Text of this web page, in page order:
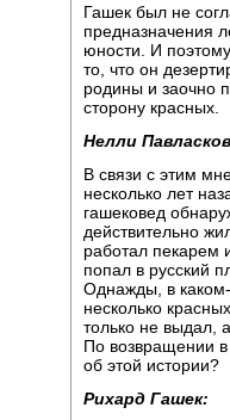
Гашек был не
предназначения
юности. И
то, что он
родины и заочно
сторону красных.
Нелли
В связи с этим
несколько лет
гашековед
действительно
работал пекарем
попал в русский
Однажды, в
несколько
только не выдал,
По возвращении
об этой истории?
Рихард Гашек: